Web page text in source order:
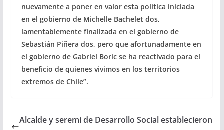
nuevamente a poner en valor esta política iniciada
en el gobierno de Michelle Bachelet dos,
lamentablemente finalizada en el gobierno de
Sebastián Piñera dos, pero que afortunadamente en
el gobierno de Gabriel Boric se ha reactivado para el
beneficio de quienes vivimos en los territorios
extremos de Chile”.
Alcalde y seremi de Desarrollo Social establecieron